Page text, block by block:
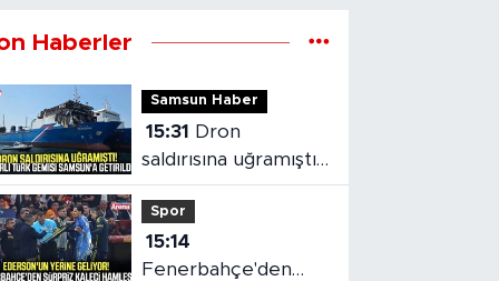
Haberler
Samsun Haber
15:31
saldırısına uğramıştı!
Hasarlı Türk gemisi
Samsun'a getirildi
Spor
15:14
Fenerbahçe'den